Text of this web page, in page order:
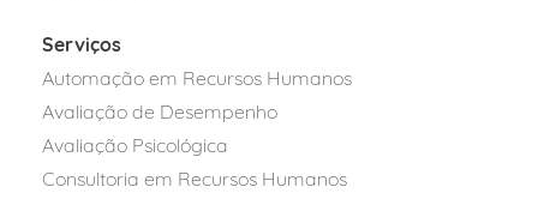
Serviços
Automação em Recursos Humanos
Avaliação de Desempenho
Avaliação Psicológica
Consultoria em Recursos Humanos